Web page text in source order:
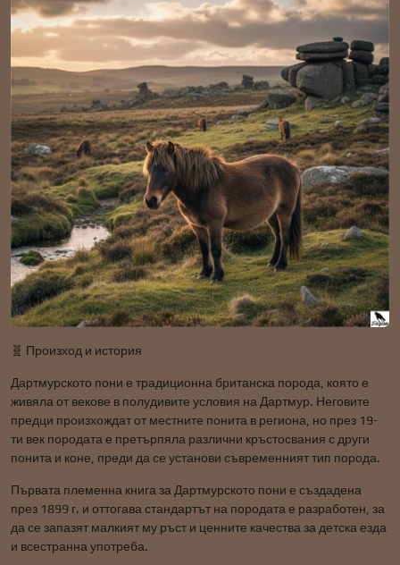
🧬 Произход и история
Дартмурското пони е традиционна британска порода, която е
живяла от векове в полудивите условия на Дартмур. Неговите
предци произхождат от местните понита в региона, но през 19-
ти век породата е претърпяла различни кръстосвания с други
понита и коне, преди да се установи съвременният тип порода.
Първата племенна книга за Дартмурското пони е създадена
през 1899 г. и оттогава стандартът на породата е разработен, за
да се запазят малкият му ръст и ценните качества за детска езда
и всестранна употреба.